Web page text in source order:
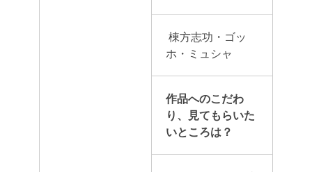
棟方志功・ゴッ
ホ・ミュシャ
作品へのこだわ
り、見てもらいた
いところは？